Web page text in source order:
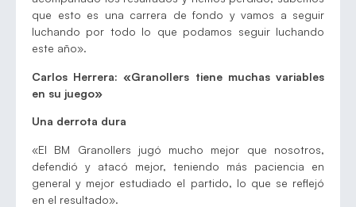
que esto es una carrera de fondo y vamos a seguir
luchando por todo lo que podamos seguir luchando
este año».
Carlos Herrera: «Granollers tiene muchas variables
en su juego»
Una derrota dura
«El BM Granollers jugó mucho mejor que nosotros,
defendió y atacó mejor, teniendo más paciencia en
general y mejor estudiado el partido, lo que se reflejó
en el resultado».